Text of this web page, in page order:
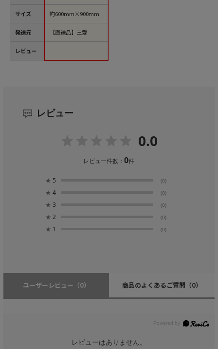
サイズ
発送元
レビュー
約600mm×900mm
【直送品】三愛
レビュー
0.0
レビュー件数：0件
★ 5 (0)
★ 4 (0)
★ 3 (0)
★ 2 (0)
★ 1 (0)
ユーザーレビュー （0） 商品のよくあるご質問 （0）
レビューはありません。